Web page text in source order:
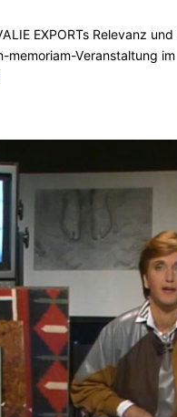
EXPORTs Relevanz und
memoriam-Veranstaltung im